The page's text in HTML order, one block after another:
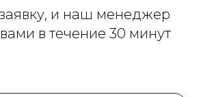
и наш менеджер
в течение 30 минут